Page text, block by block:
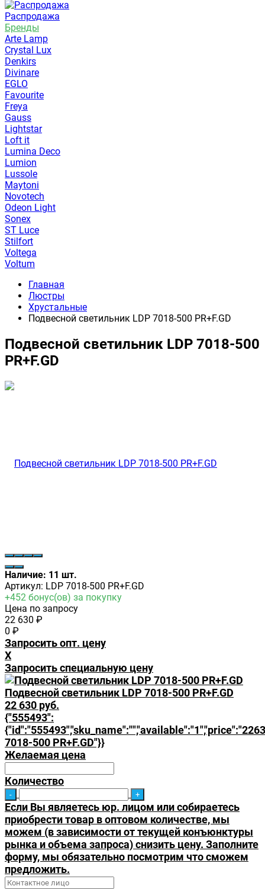
Распродажа
Бренды
Arte Lamp
Crystal Lux
Denkirs
Divinare
EGLO
Favourite
Freya
Gauss
Lightstar
Loft it
Lumina Deco
Lumion
Lussole
Maytoni
Novotech
Odeon Light
Sonex
ST Luce
Stilfort
Voltega
Voltum
Главная
Люстры
Хрустальные
Подвесной светильник LDP 7018-500 PR+F.GD
Подвесной светильник LDP 7018-500
PR+F.GD
Наличие: 11 шт.
Артикул: LDP 7018-500 PR+F.GD
+452 бонус(ов) за покупку
Цена по запросу
22 630 ₽
0 ₽
Запросить опт. цену
X
Запросить специальную цену
Подвесной светильник LDP 7018-500 PR+F.GD
22 630 руб.
{"555493":
7018-500 PR+F.GD"}}
Желаемая цена
Количество
Если Вы являетесь юр. лицом или собираетесь
приобрести товар в оптовом количестве, мы
можем (в зависимости от текущей конъюнктуры
рынка и объема запроса) снизить цену. Заполните
форму, мы обязательно посмотрим что сможем
предложить.